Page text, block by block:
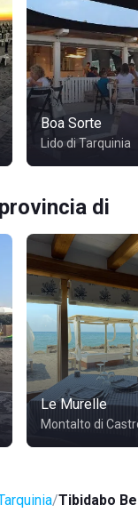
Boa Sorte
Lido di Tarquinia
di
Le Murelle
Montalto di
Tibidabo